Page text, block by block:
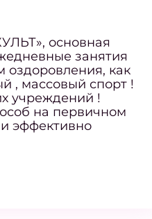
основная
занятия
оздоровления, как
, массовый спорт !
учреждений !
на первичном
эффективно